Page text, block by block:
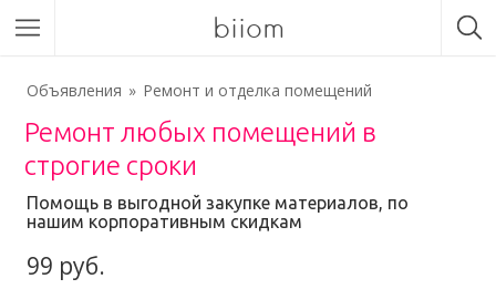
biiom
Объявления Ремонт и отделка помещений
Ремонт любых помещений в
строгие сроки
Помощь в выгодной закупке материалов, по
нашим корпоративным скидкам
99 руб.